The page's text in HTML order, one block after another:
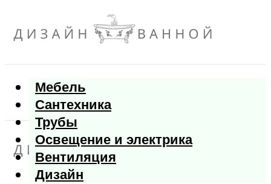
Мебель
Сантехника
Трубы
Освещение и электрика
Вентиляция
Дизайн